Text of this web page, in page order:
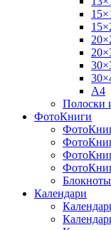
A4
Полоски
ФотоКниги
Блокноты
Календари